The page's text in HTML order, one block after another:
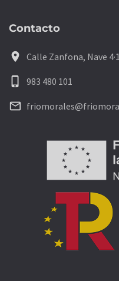
Contacto
location_on Calle Zanfona, Nave
phone_iphone 983 480 101
mail_outline